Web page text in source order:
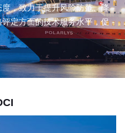
，致力于提升风险防范、降
定方面的技术服务水平，促